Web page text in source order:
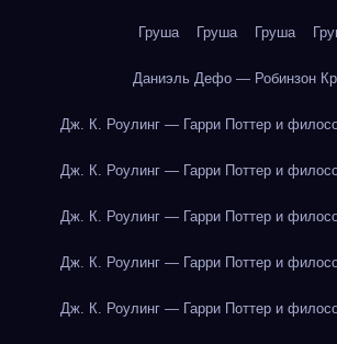
Груша Груша Груша
Даниэль Дефо — Робинзон
Дж. К. Роулинг — Гарри Поттер и
Дж. К. Роулинг — Гарри Поттер и
Дж. К. Роулинг — Гарри Поттер и
Дж. К. Роулинг — Гарри Поттер и
Дж. К. Роулинг — Гарри Поттер и